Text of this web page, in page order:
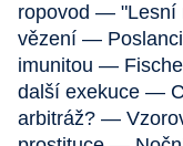
ropovod — "Lesní
vězení —
imunitou —
další exekuce —
arbitráž? —